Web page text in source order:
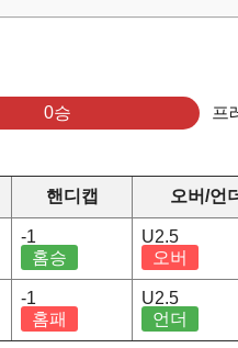
0승 프
핸디캡 오버/언
-1
홈승
U2.5
오버
-1
홈패
U2.5
언더